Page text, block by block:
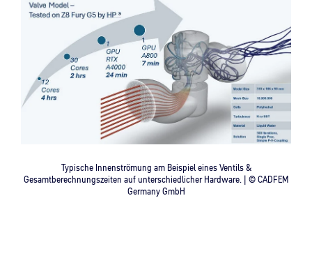
Typische Innenströmung am Beispiel eines Ventils &
Gesamtberechnungszeiten auf unterschiedlicher Hardware. | © CADFEM
Germany GmbH